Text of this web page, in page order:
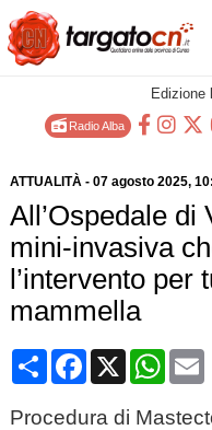
Edizione
Radio Alba
ATTUALITÀ- 07 agosto 2025,
All’Ospedale di
mini-invasiva
l’intervento per
mammella
CondividiFacebook
X
Procedura di